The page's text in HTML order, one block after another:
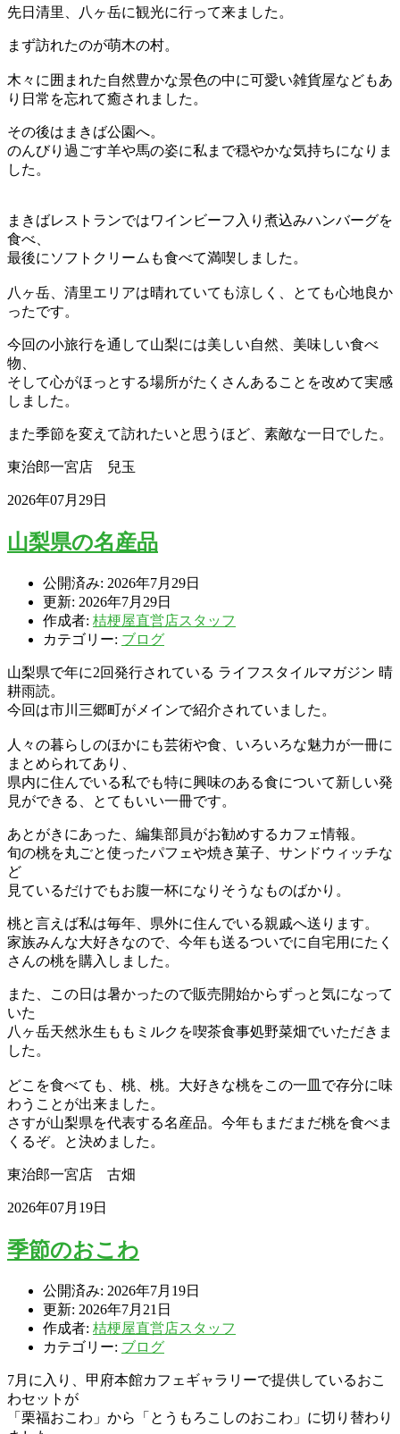
先日清里、八ヶ岳に観光に行って来ました。
まず訪れたのが萌木の村。
木々に囲まれた自然豊かな景色の中に可愛い雑貨屋などもあ
り日常を忘れて癒されました。
その後はまきば公園へ。
のんびり過ごす羊や馬の姿に私まで穏やかな気持ちになりま
した。
まきばレストランではワインビーフ入り煮込みハンバーグを
食べ、
最後にソフトクリームも食べて満喫しました。
八ヶ岳、清里エリアは晴れていても涼しく、とても心地良か
ったです。
今回の小旅行を通して山梨には美しい自然、美味しい食べ
物、
そして心がほっとする場所がたくさんあることを改めて実感
しました。
また季節を変えて訪れたいと思うほど、素敵な一日でした。
東治郎一宮店 兒玉
2026年07月29日
山梨県の名産品
公開済み: 2026年7月29日
更新: 2026年7月29日
作成者: 桔梗屋直営店スタッフ
カテゴリー: ブログ
山梨県で年に2回発行されている ライフスタイルマガジン 晴
耕雨読。
今回は市川三郷町がメインで紹介されていました。
人々の暮らしのほかにも芸術や食、いろいろな魅力が一冊に
まとめられてあり、
県内に住んでいる私でも特に興味のある食について新しい発
見ができる、とてもいい一冊です。
あとがきにあった、編集部員がお勧めするカフェ情報。
旬の桃を丸ごと使ったパフェや焼き菓子、サンドウィッチな
ど
見ているだけでもお腹一杯になりそうなものばかり。
桃と言えば私は毎年、県外に住んでいる親戚へ送ります。
家族みんな大好きなので、今年も送るついでに自宅用にたく
さんの桃を購入しました。
また、この日は暑かったので販売開始からずっと気になって
いた
八ヶ岳天然氷生ももミルクを喫茶食事処野菜畑でいただきま
した。
どこを食べても、桃、桃。大好きな桃をこの一皿で存分に味
わうことが出来ました。
さすが山梨県を代表する名産品。今年もまだまだ桃を食べま
くるぞ。と決めました。
東治郎一宮店 古畑
2026年07月19日
季節のおこわ
公開済み: 2026年7月19日
更新: 2026年7月21日
作成者: 桔梗屋直営店スタッフ
カテゴリー: ブログ
7月に入り、甲府本館カフェギャラリーで提供しているおこ
わセットが
「栗福おこわ」から「とうもろこしのおこわ」に切り替わり